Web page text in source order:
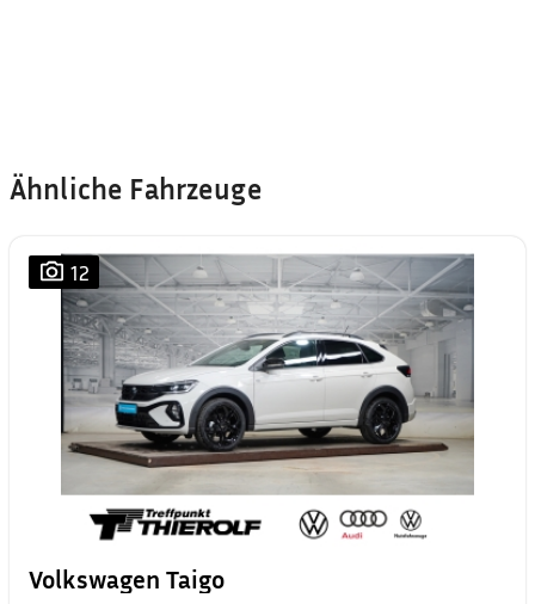
Ähnliche Fahrzeuge
12
Volkswagen Taigo